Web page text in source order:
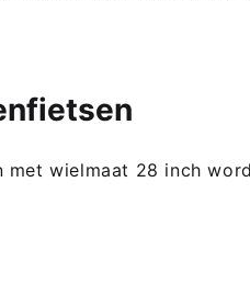
met wielmaat 28 inch